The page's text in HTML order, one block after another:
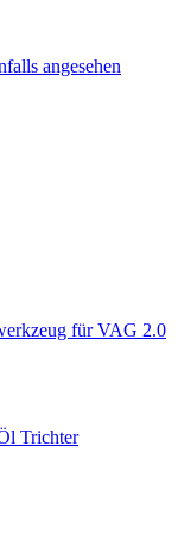
angesehen
für VAG 2.0
Trichter